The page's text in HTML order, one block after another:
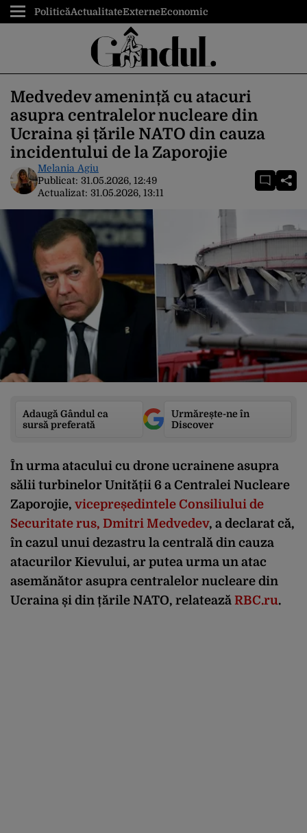
PoliticăActualitateExterneEconomic
Medvedev amenință cu atacuri
asupra centralelor nucleare din
Ucraina și țările NATO din cauza
incidentului de la Zaporojie
Melania Agiu
Publicat: 31.05.2026, 12:49
Actualizat: 31.05.2026, 13:11
Adaugă Gândul ca
sursă preferată
Urmărește-ne în
Discover
În urma atacului cu drone ucrainene asupra
sălii turbinelor Unității 6 a Centralei Nucleare
Zaporojie, vicepreședintele Consiliului de
Securitate rus, Dmitri Medvedev, a declarat că,
în cazul unui dezastru la centrală din cauza
atacurilor Kievului, ar putea urma un atac
asemănător asupra centralelor nucleare din
Ucraina și din țările NATO, relatează RBC.ru.